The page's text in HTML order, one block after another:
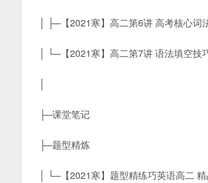
│ ├─【2021寒】高二第6讲 高考核心词
│ └─【2021寒】高二第7讲 语法填空技
├─课堂笔记
├─题型精炼
│ └─【2021寒】题型精练巧英语高二